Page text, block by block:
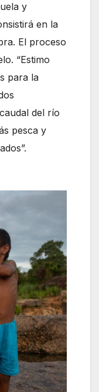
y
en la
El proceso
“Estimo
para la
del río
pesca y